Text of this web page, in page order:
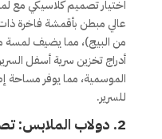
اختيار تصميم كلاسيكي مع
عالي مبطن بأقمشة فاخرة
من البيج)، مما يضيف لمسة
أدراج تخزين سرية أسفل
الموسمية، مما يوفر مساحة
للسرير.
2. دولاب الملابس: